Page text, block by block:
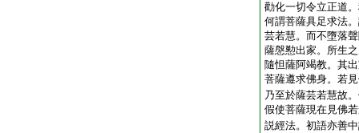
勸化一切令立正道
何謂菩薩具足求法
芸若慧。而不墮落
薩慇懃出家。所生
隨怛薩阿竭教。其
菩薩遵求佛身。若
乃至於薩芸若慧故
假使菩薩現在見佛
説經法。初語亦善